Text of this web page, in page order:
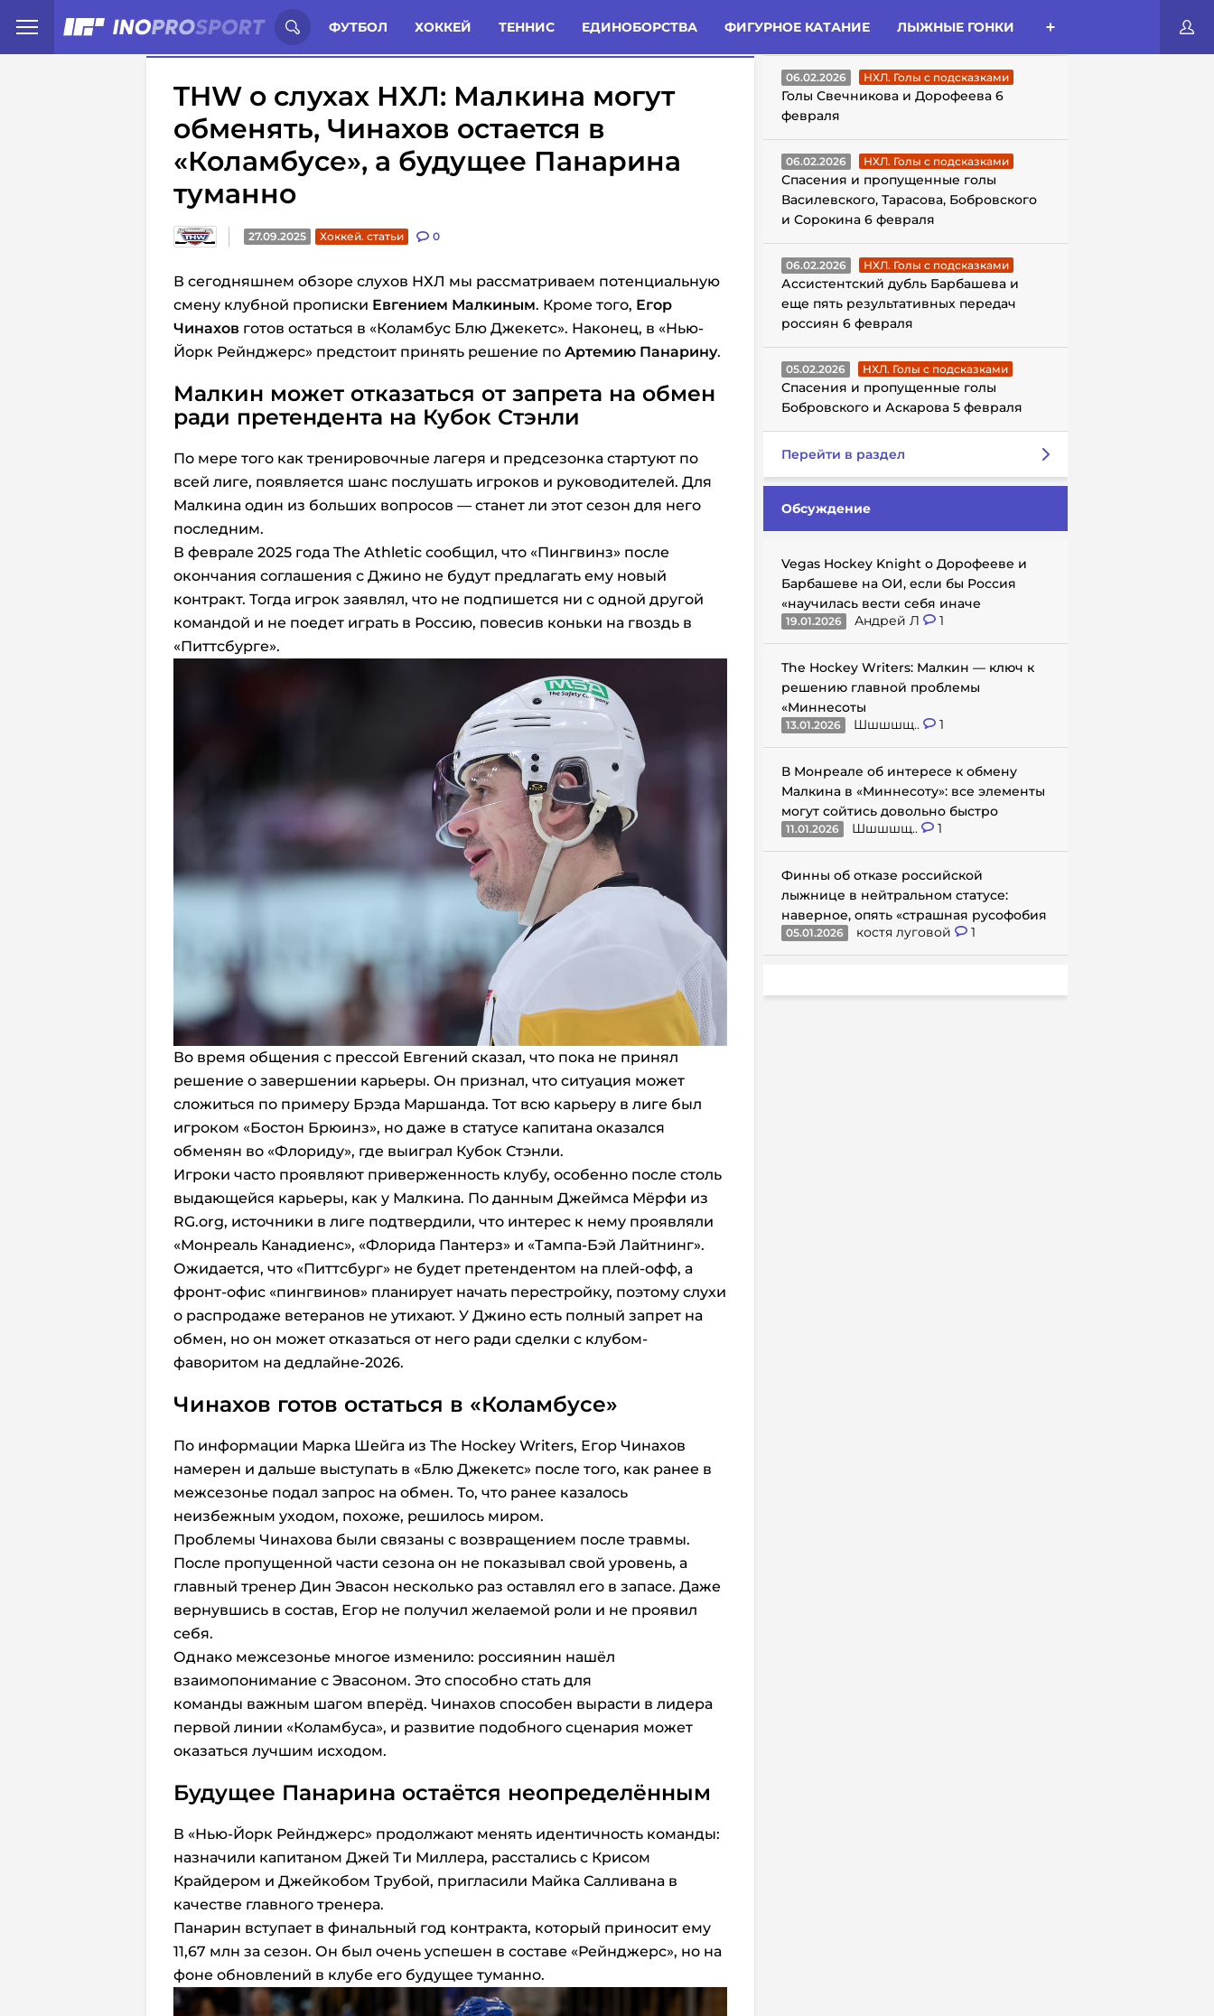
ФУТБОЛ ХОККЕЙ ТЕННИС ЕДИНОБОРСТВА ФИГУРНОЕ КАТАНИЕ ЛЫЖНЫЕ ГОНКИ
Иностранцы о спорте России: Статьи Комменты Новости
THW о слухах НХЛ: Малкина могут
обменять, Чинахов остается в
«Коламбусе», а будущее Панарина
туманно
27.09.2025 Хоккей. статьи 0
В сегодняшнем обзоре слухов НХЛ мы рассматриваем потенциальную
смену клубной прописки Евгением Малкиным. Кроме того, Егор
Чинахов готов остаться в «Коламбус Блю Джекетс». Наконец, в «Нью-
Йорк Рейнджерс» предстоит принять решение по Артемию Панарину.
Малкин может отказаться от запрета на обмен
ради претендента на Кубок Стэнли
По мере того как тренировочные лагеря и предсезонка стартуют по
всей лиге, появляется шанс послушать игроков и руководителей. Для
Малкина один из больших вопросов — станет ли этот сезон для него
последним.
В феврале 2025 года The Athletic сообщил, что «Пингвинз» после
окончания соглашения с Джино не будут предлагать ему новый
контракт. Тогда игрок заявлял, что не подпишется ни с одной другой
командой и не поедет играть в Россию, повесив коньки на гвоздь в
«Питтсбурге».
Во время общения с прессой Евгений сказал, что пока не принял
решение о завершении карьеры. Он признал, что ситуация может
сложиться по примеру Брэда Маршанда. Тот всю карьеру в лиге был
игроком «Бостон Брюинз», но даже в статусе капитана оказался
обменян во «Флориду», где выиграл Кубок Стэнли.
Игроки часто проявляют приверженность клубу, особенно после столь
выдающейся карьеры, как у Малкина. По данным Джеймса Мёрфи из
RG.org, источники в лиге подтвердили, что интерес к нему проявляли
«Монреаль Канадиенс», «Флорида Пантерз» и «Тампа-Бэй Лайтнинг».
Ожидается, что «Питтсбург» не будет претендентом на плей-офф, а
фронт-офис «пингвинов» планирует начать перестройку, поэтому слухи
о распродаже ветеранов не утихают. У Джино есть полный запрет на
обмен, но он может отказаться от него ради сделки с клубом-
фаворитом на дедлайне-2026.
Чинахов готов остаться в «Коламбусе»
По информации Марка Шейга из The Hockey Writers, Егор Чинахов
намерен и дальше выступать в «Блю Джекетс» после того, как ранее в
межсезонье подал запрос на обмен. То, что ранее казалось
неизбежным уходом, похоже, решилось миром.
Проблемы Чинахова были связаны с возвращением после травмы.
После пропущенной части сезона он не показывал свой уровень, а
главный тренер Дин Эвасон несколько раз оставлял его в запасе. Даже
вернувшись в состав, Егор не получил желаемой роли и не проявил
себя.
Однако межсезонье многое изменило: россиянин нашёл
взаимопонимание с Эвасоном. Это способно стать для
команды важным шагом вперёд. Чинахов способен вырасти в лидера
первой линии «Коламбуса», и развитие подобного сценария может
оказаться лучшим исходом.
Будущее Панарина остаётся неопределённым
В «Нью-Йорк Рейнджерс» продолжают менять идентичность команды:
назначили капитаном Джей Ти Миллера, расстались с Крисом
Крайдером и Джейкобом Трубой, пригласили Майка Салливана в
качестве главного тренера.
Панарин вступает в финальный год контракта, который приносит ему
11,67 млн за сезон. Он был очень успешен в составе «Рейнджерс», но на
фоне обновлений в клубе его будущее туманно.
ГОЛЫ С ПОДСКАЗКАМИ
06.02.2026 НХЛ. Голы с подсказками
Голы Свечникова и Дорофеева 6
февраля
06.02.2026 НХЛ. Голы с подсказками
Спасения и пропущенные голы
Василевского, Тарасова, Бобровского
и Сорокина 6 февраля
06.02.2026 НХЛ. Голы с подсказками
Ассистентский дубль Барбашева и
еще пять результативных передач
россиян 6 февраля
05.02.2026 НХЛ. Голы с подсказками
Спасения и пропущенные голы
Бобровского и Аскарова 5 февраля
Перейти в раздел
Обсуждение
Vegas Hockey Knight о Дорофееве и
Барбашеве на ОИ, если бы Россия
«научилась вести себя иначе
19.01.2026 Андрей Л 1
The Hockey Writers: Малкин — ключ к
решению главной проблемы
«Миннесоты
13.01.2026 Шшшшщ.. 1
В Монреале об интересе к обмену
Малкина в «Миннесоту»: все элементы
могут сойтись довольно быстро
11.01.2026 Шшшшщ.. 1
Финны об отказе российской
лыжнице в нейтральном статусе:
наверное, опять «страшная русофобия
05.01.2026 костя луговой 1